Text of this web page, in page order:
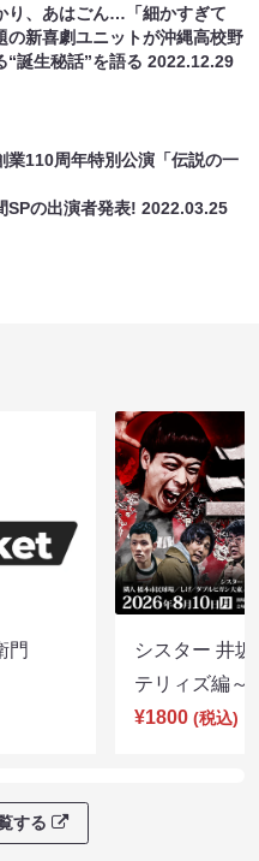
り、あはごん…「細かすぎて
の新喜劇ユニットが沖縄高校野
“誕生秘話”を語る2022.12.29
業110周年特別公演「伝説の一
SPの出演者発表!2022.03.25
門
シスター 井
テリィズ編
¥1800 (税込)
する